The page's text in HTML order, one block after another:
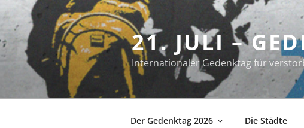
Inhalt
springen
21. JULI –
Internationaler Gedenktag für
Der Gedenktag 2026 Die Städte